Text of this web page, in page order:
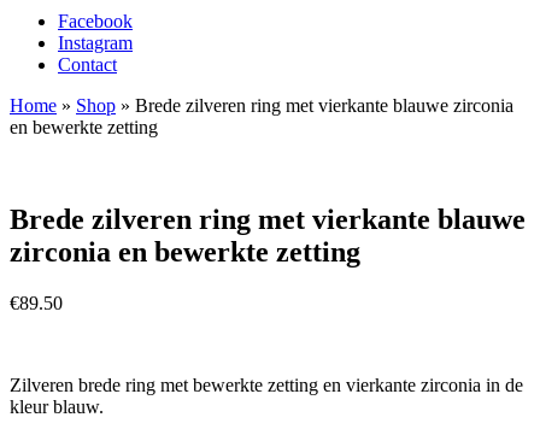
Facebook
Instagram
Contact
Home » Shop » Brede zilveren ring met vierkante blauwe zirconia
en bewerkte zetting
Brede zilveren ring met vierkante blauwe
zirconia en bewerkte zetting
€89.50
Zilveren brede ring met bewerkte zetting en vierkante zirconia in de
kleur blauw.